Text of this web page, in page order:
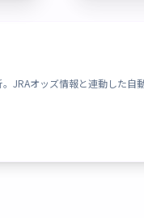
JRAオッズ情報と連動した自